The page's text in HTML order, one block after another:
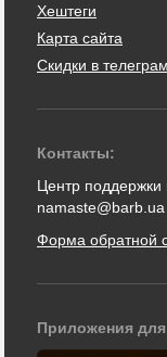
Хештеги
Карта сайта
Скидки в телеграм
Контакты:
Центр поддержки
namaste@barb.ua
Форма обратной
Приложения